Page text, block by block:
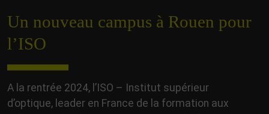
Un nouveau campus à Rouen pour
l’ISO
A la rentrée 2024, l’ISO – Institut supérieur
d’optique, leader en France de la formation aux